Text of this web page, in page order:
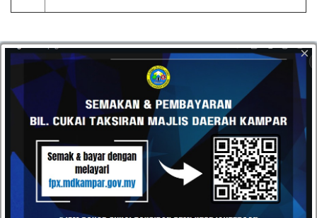
HUBUNGI
Datang dan kunjungi pejabat kami atau hantarkan e-mel
kepada kami pada bila-bila masa anda mahu. Kami terbuka
kepada semua cadangan daripada pelanggan kami.
Majlis Daerah Kampar, Kompleks Pentadbiran MD
Kampar, Jalan Iskandar, 31900 Kampar, Perak
05-4671020 / 05-4671030
05-4671040
urusetia[at]mdkampar[dot]gov[dot]my
×